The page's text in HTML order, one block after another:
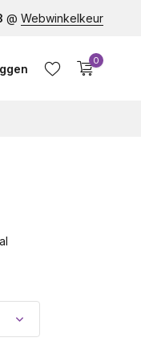
@ Webwinkelkeur
0